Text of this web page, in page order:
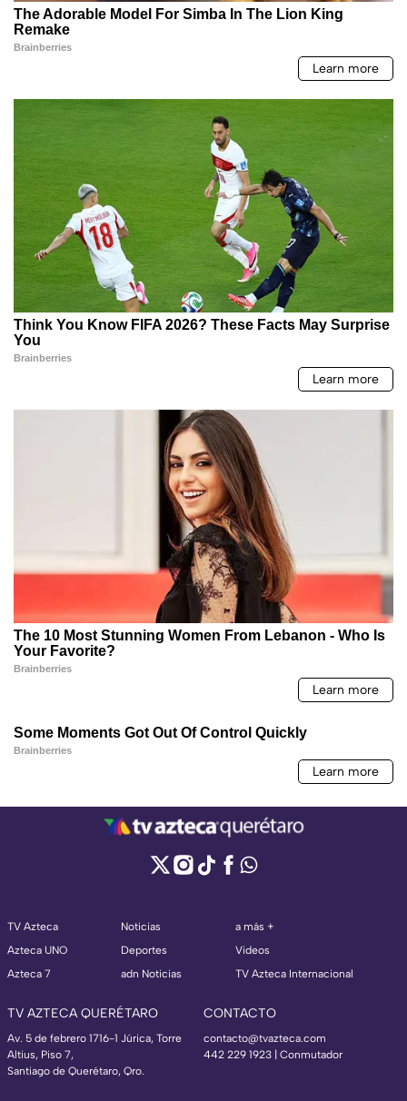
TV Azteca
Azteca UNO
Azteca 7
Noticias
Deportes
adn Noticias
a más +
Videos
TV Azteca Internacional
TV AZTECA QUERÉTARO
Av. 5 de febrero 1716-1 Júrica, Torre
Altius, Piso 7,
Santiago de Querétaro, Qro.
CONTACTO
contacto@tvazteca.com
442 229 1923 | Conmutador